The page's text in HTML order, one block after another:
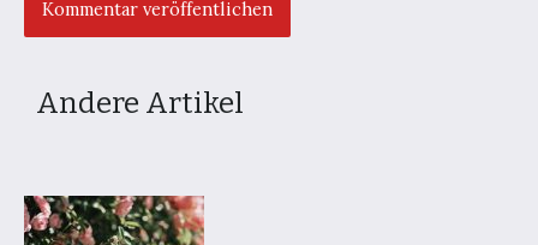
Andere Artikel